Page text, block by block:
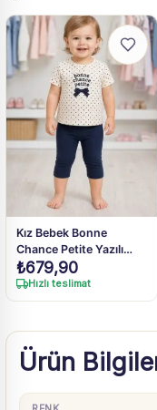
Kız Bebek Bonne
Chance Petite Yazılı
Fiyonk Detaylı Lacivert
Taytlı Takım 9 Ay-4 Yaş
₺679,90
Hızlı teslimat
Ürün